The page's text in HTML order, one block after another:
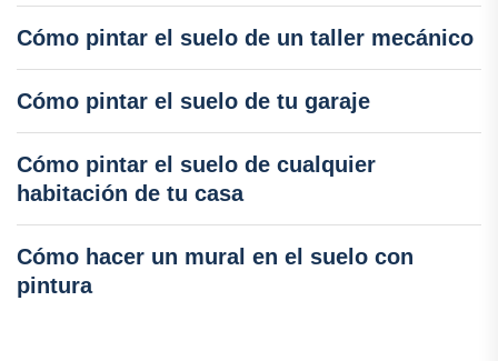
Cómo pintar el suelo de un taller mecánico
Cómo pintar el suelo de tu garaje
Cómo pintar el suelo de cualquier
habitación de tu casa
Cómo hacer un mural en el suelo con
pintura